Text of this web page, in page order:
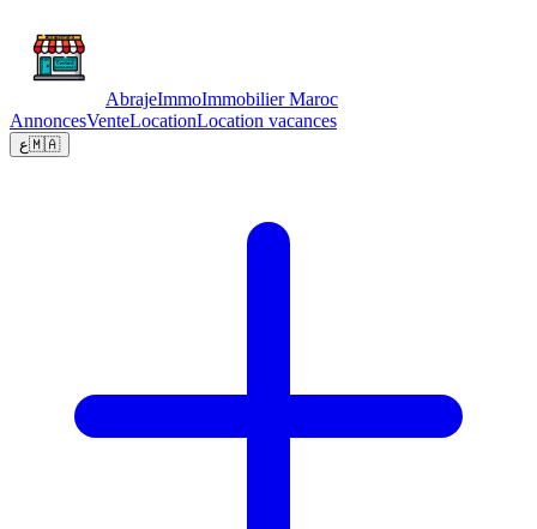
AbrajeImmoImmobilier Maroc
AnnoncesVenteLocationLocation vacances
ع🇲🇦